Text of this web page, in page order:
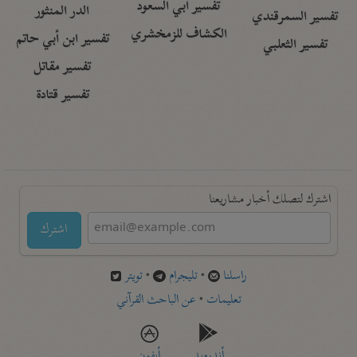
تفسير السمرقندي
تفسير الثعلبي
تفسير أبي السعود
الكشاف للزمخشري
الدر المنثور
تفسير ابن أبي حاتم
تفسير مقاتل
تفسير قتادة
اشترك لتصلك أخبار مشاريعنا
اشترك
راسلنا •تليجرام •تويتر
تعليمات •عن الباحث القرآني